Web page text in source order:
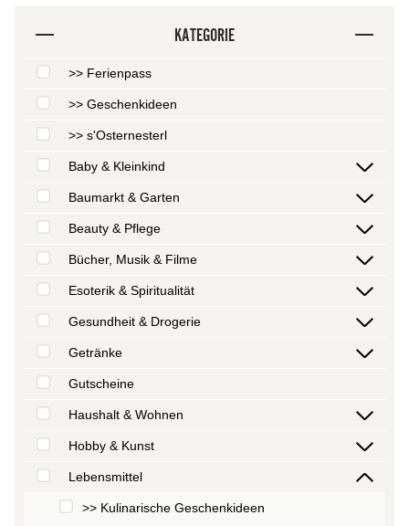
KATEGORIE
>> Ferienpass
>> Geschenkideen
>> s'Osternesterl
Baby & Kleinkind
Baumarkt & Garten
Beauty & Pflege
Bücher, Musik & Filme
Esoterik & Spiritualität
Gesundheit & Drogerie
Getränke
Gutscheine
Haushalt & Wohnen
Hobby & Kunst
Lebensmittel
>> Kulinarische Geschenkideen